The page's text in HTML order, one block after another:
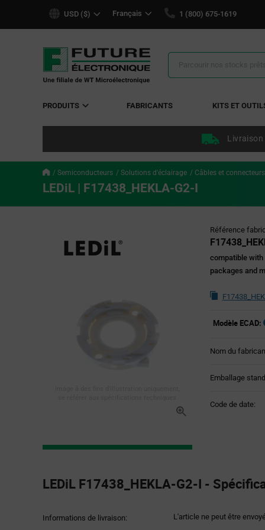
USD ($) Français 1 (800) 675-1619
Résultats
la
PRODUITS FABRICANTS KITS ET
Livraison
Semiconducteurs Solutions d'éclairage Câbles et
LEDiL | F17438_HEKLA-G2-I
Référence
compatible with
packages and
Modèle ECAD:
Nom du
Emballage
Code de date:
Specification
Section
LEDiL F17438_HEKLA-G2-I -
Informations de livraison: L'article ne peut être